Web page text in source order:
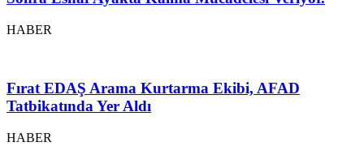
HABER
Fırat EDAŞ Arama Kurtarma Ekibi, AFAD
Tatbikatında Yer Aldı
HABER